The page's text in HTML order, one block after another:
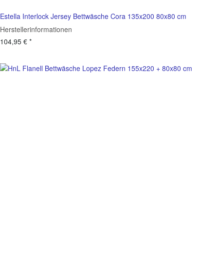
Estella Interlock Jersey Bettwäsche Cora 135x200 80x80 cm
Herstellerinformationen
104,95 € *